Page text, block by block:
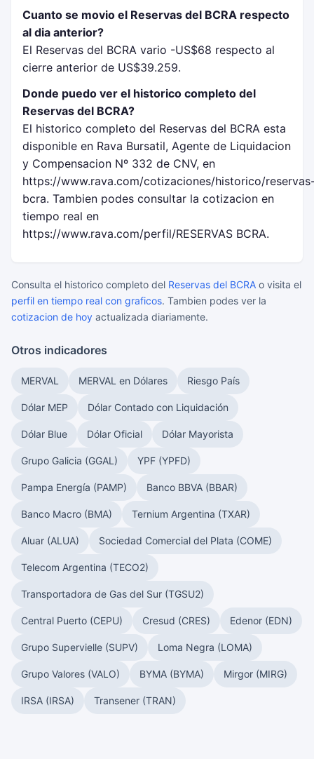
Cuanto se movio el Reservas del BCRA respecto
al dia anterior?
El Reservas del BCRA vario -US$68 respecto al
cierre anterior de US$39.259.
Donde puedo ver el historico completo del
Reservas del BCRA?
El historico completo del Reservas del BCRA esta
disponible en Rava Bursatil, Agente de Liquidacion
y Compensacion Nº 332 de CNV, en
https://www.rava.com/cotizaciones/historico/
bcra. Tambien podes consultar la cotizacion en
tiempo real en
https://www.rava.com/perfil/RESERVAS BCRA.
Consulta el historico completo del Reservas del BCRA o visita el
perfil en tiempo real con graficos. Tambien podes ver la
cotizacion de hoy actualizada diariamente.
Otros indicadores
MERVAL MERVAL en Dólares Riesgo País
Dólar MEP Dólar Contado con Liquidación
Dólar Blue Dólar Oficial Dólar Mayorista
Grupo Galicia (GGAL) YPF (YPFD)
Pampa Energía (PAMP) Banco BBVA (BBAR)
Banco Macro (BMA) Ternium Argentina (TXAR)
Aluar (ALUA) Sociedad Comercial del Plata (COME)
Telecom Argentina (TECO2)
Transportadora de Gas del Sur (TGSU2)
Central Puerto (CEPU) Cresud (CRES) Edenor (EDN)
Grupo Supervielle (SUPV) Loma Negra (LOMA)
Grupo Valores (VALO) BYMA (BYMA) Mirgor (MIRG)
IRSA (IRSA) Transener (TRAN)